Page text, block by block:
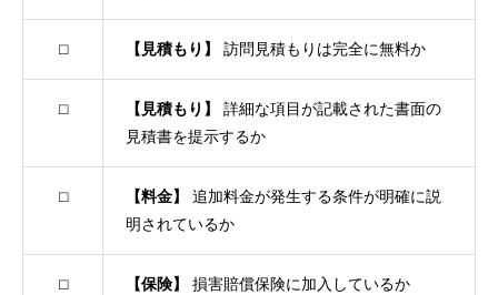
⬜︎ 【見積もり】 訪問見積もりは完全に無料か
⬜︎ 【見積もり】
詳細な項目が記載された書面の
見積書を提示するか
⬜︎ 【料金】 追加料金が発生する条件が明確に説
明されているか
⬜︎ 【保険】 損害賠償保険に加入しているか